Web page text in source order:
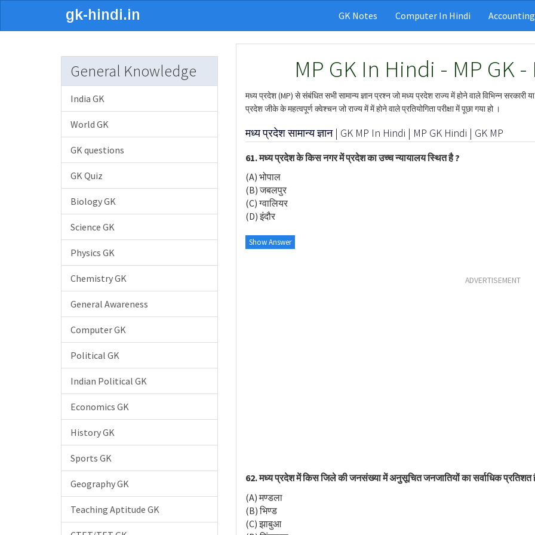
GK Notes Computer In Hindi
MP GK In Hindi - MP GK
मध्य प्रदेश (MP) से संबंधित सभी सामान्य ज्ञान प्रश्न जो मध्य प्रदेश राज्य में होने वाले विभिन्न सरकारी
प्रदेश जीके के महत्वपूर्ण क्वेश्चन जो राज्य में में होने वाले प्रतियोगिता परीक्षा में पूछा गया हो ।
मध्य प्रदेश सामान्य ज्ञान | GK MP In Hindi | MP GK Hindi | GK MP
61. मध्य प्रदेश के किस नगर में प्रदेश का उच्च न्यायालय स्थित है ?
(A) भोपाल
(B) जबलपुर
(C) ग्वालियर
(D) इंदौर
Show Answer
ADVERTISEMENT
62. मध्य प्रदेश में किस जिले की जनसंख्या में अनुसूचित जनजातियों का सर्वाधिक प्रतिशत
(A) मण्डला
(B) भिण्ड
(C) झाबुआ
General Knowledge
India GK
World GK
GK questions
GK Quiz
Biology GK
Science GK
Physics GK
Chemistry GK
General Awareness
Computer GK
Political GK
Indian Political GK
Economics GK
History GK
Sports GK
Geography GK
Teaching Aptitude GK